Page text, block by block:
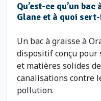
Qu’est-ce qu’un
Glane et à quoi
Un bac à graisse à
dispositif conçu pour
et matières solides
canalisations contre
pollution.